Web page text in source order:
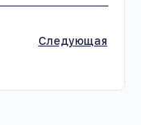
Следующая